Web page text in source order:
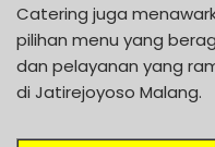
Catering juga
pilihan menu yang
dan pelayanan yang
di Jatirejoyoso Malang.